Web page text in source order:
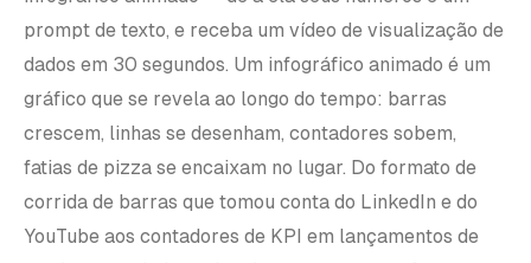
prompt de texto, e receba um vídeo de visualização de
dados em 30 segundos. Um infográfico animado é um
gráfico que se revela ao longo do tempo: barras
crescem, linhas se desenham, contadores sobem,
fatias de pizza se encaixam no lugar. Do formato de
corrida de barras que tomou conta do LinkedIn e do
YouTube aos contadores de KPI em lançamentos de